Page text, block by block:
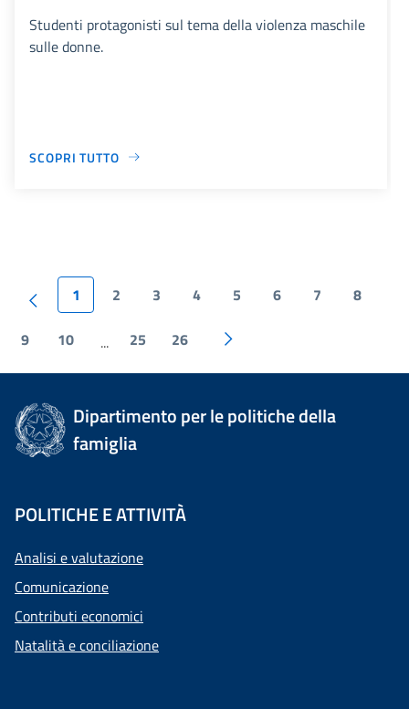
Studenti protagonisti sul tema della violenza maschile
sulle donne.
SCOPRI TUTTO
1 2 3 4 5 6 7 8
9 10 ... 25 26
Dipartimento per le politiche della
famiglia
POLITICHE E ATTIVITÀ
Analisi e valutazione
Comunicazione
Contributi economici
Natalità e conciliazione